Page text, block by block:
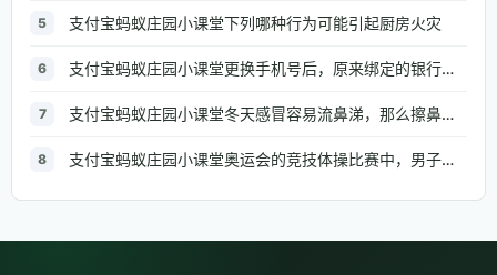
5 支付宝蚂蚁庄园小课堂下列哪种行为可能引起厨房火灾
6 支付宝蚂蚁庄园小课堂更换手机号后，原来绑定的银行信息需要修改吗
7 支付宝蚂蚁庄园小课堂冬天感冒容易流鼻涕，那么擦鼻涕的正确做法是
8 支付宝蚂蚁庄园小课堂奥运会的竞技体操比赛中，男子组和女子组都有的项目是